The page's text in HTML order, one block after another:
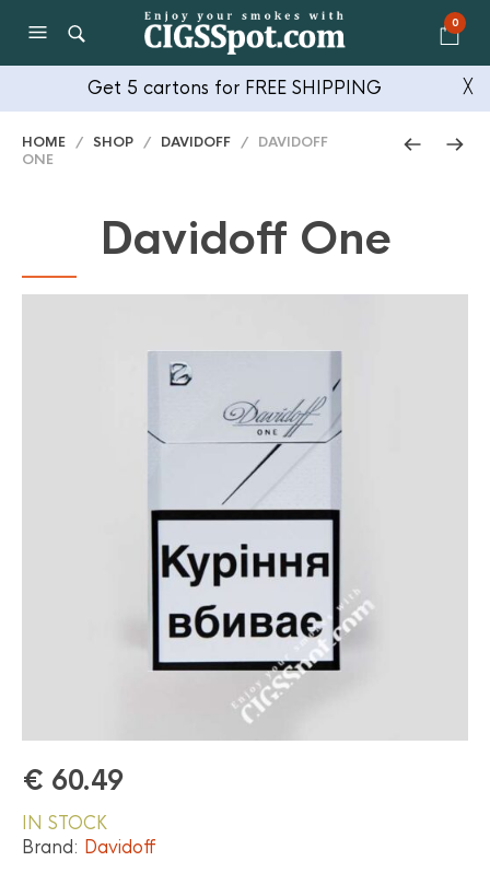
0
Get 5 cartons for FREE SHIPPING ╳
HOME / SHOP / DAVIDOFF / DAVIDOFF
ONE
Davidoff One
€ 60.49
IN STOCK
Brand: Davidoff